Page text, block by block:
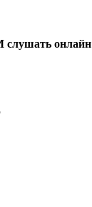
слушать онлайн